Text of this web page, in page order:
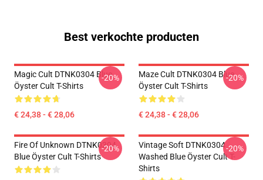
Best verkochte producten
Magic Cult DTNK0304 Blue
Öyster Cult T-Shirts
€ 24,38 - € 28,06
-20%
Maze Cult DTNK0304 Blue
Öyster Cult T-Shirts
€ 24,38 - € 28,06
-20%
Fire Of Unknown DTNK0304
Blue Öyster Cult T-Shirts
-20%
Vintage Soft DTNK0304
Washed Blue Öyster Cult T-
Shirts
-20%